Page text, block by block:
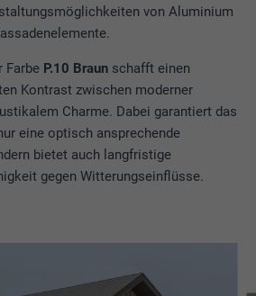
von Aluminium
Farbe P.10 Braun schafft einen
Kontrast zwischen moderner
Charme. Dabei garantiert das
eine optisch ansprechende
bietet auch langfristige
gegen Witterungseinflüsse.